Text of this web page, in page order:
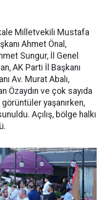
Milletvekili Mustafa
Ahmet Önal,
Sungur, İl Genel
AK Parti İl Başkanı
Av. Murat Abalı,
Özaydın ve çok sayıda
yaşanırken,
Açılış, bölge halkı